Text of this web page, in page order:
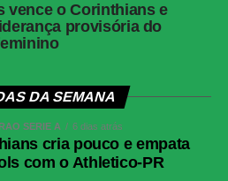
vence o Corinthians e
provisória do
DA SEMANA
SÉRIE A 6 dias atrás
cria pouco e empata
com o Athletico-PR